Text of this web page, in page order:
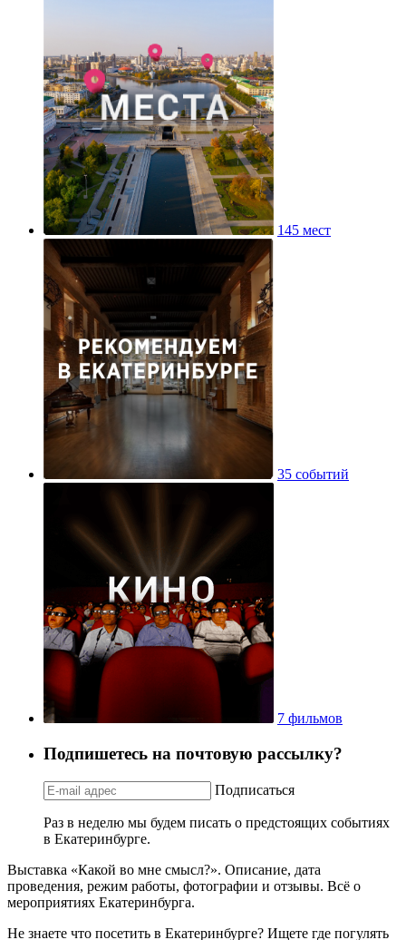
145 мест
35 событий
7 фильмов
Подпишетесь на почтовую рассылку?
Подписаться
Раз в неделю мы будем писать о предстоящих событиях
в Екатеринбурге.
Выставка «Какой во мне смысл?». Описание, дата
проведения, режим работы, фотографии и отзывы. Всё о
мероприятиях Екатеринбурга.
Не знаете что посетить в Екатеринбурге? Ищете где погулять